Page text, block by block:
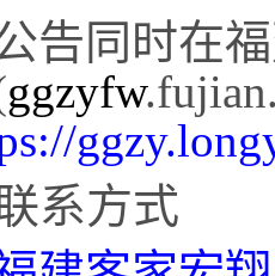
告同时在
ggzyfw
系方式